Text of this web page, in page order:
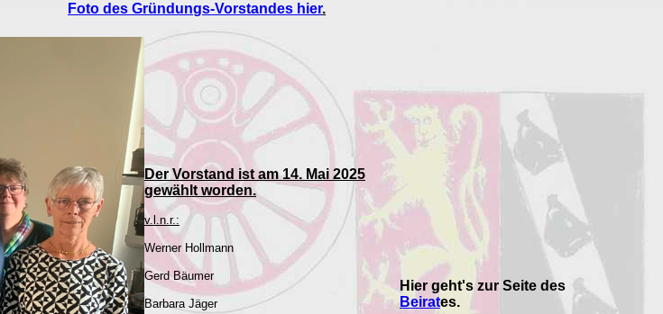
Foto des Gründungs-Vorstandes hier.
Der Vorstand ist am 14. Mai 2025
gewählt worden.
v.l.n.r.:
Werner Hollmann
Gerd Bäumer
Barbara Jäger
Hier geht's zur Seite des
Beirates.